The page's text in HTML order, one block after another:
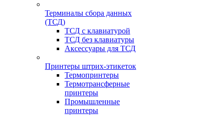
Терминалы сбора данных
(ТСД)
ТСД с клавиатурой
ТСД без клавиатуры
Аксессуары для ТСД
Принтеры штрих-этикеток
Термопринтеры
Термотрансферные
принтеры
Промышленные
принтеры